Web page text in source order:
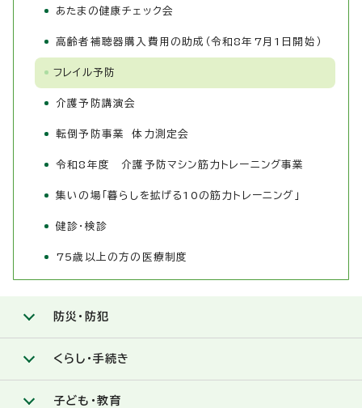
あたまの健康チェック会
高齢者補聴器購入費用の助成（令和8年7月1日開始）
フレイル予防
介護予防講演会
転倒予防事業 体力測定会
令和8年度 介護予防マシン筋力トレーニング事業
集いの場「暮らしを拡げる10の筋力トレーニング」
健診・検診
75歳以上の方の医療制度
防災・防犯
くらし・手続き
子ども・教育